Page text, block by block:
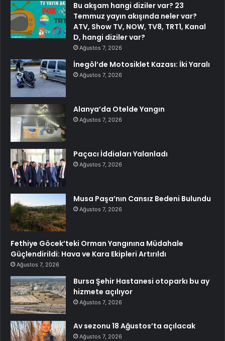
Bu akşam hangi diziler var? 23
Temmuz yayın akışında neler var?
ATV, Show TV, NOW, TV8, TRT1, Kanal
D, hangi diziler var?
Ağustos 7, 2026
İnegöl’de Motosiklet Kazası: İki Yaralı
Ağustos 7, 2026
Alanya’da Otelde Yangın
Ağustos 7, 2026
Paçacı İddiaları Yalanladı
Ağustos 7, 2026
Musa Paşa’nın Cansız Bedeni Bulundu
Ağustos 7, 2026
Fethiye Göcek’teki Orman Yangınına Müdahale
Güçlendirildi: Hava ve Kara Ekipleri Artırıldı
Ağustos 7, 2026
Bursa Şehir Hastanesi otoparkı bu ay
hizmete açılıyor
Ağustos 7, 2026
Av sezonu 18 Ağustos’ta açılacak
Ağustos 7, 2026